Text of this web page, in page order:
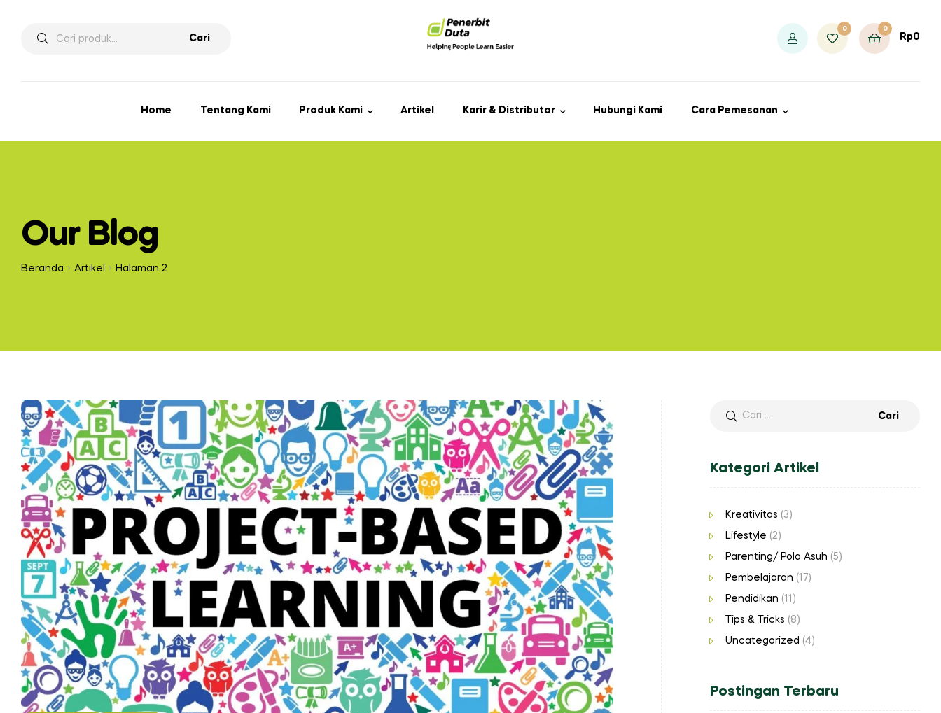
Pencarian
Cari
0 0
Rp0
Home Tentang Kami Produk Kami Artikel Karir & Distributor Hubungi Kami Cara Pemesanan
Our Blog
Beranda Artikel Halaman 2
Kategori Artikel
Kreativitas (3)
Lifestyle (2)
Parenting/ Pola Asuh (5)
Pembelajaran (17)
Pendidikan (11)
Tips & Tricks (8)
Uncategorized (4)
Postingan Terbaru